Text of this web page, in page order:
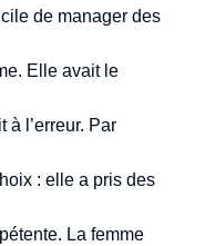
de manager des
Elle avait le
à l’erreur. Par
: elle a pris des
La femme